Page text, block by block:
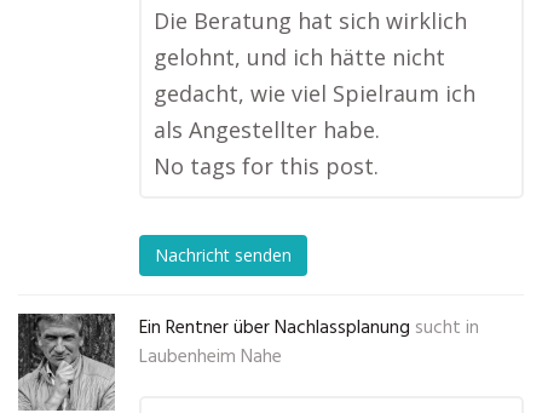
Die Beratung hat sich wirklich
gelohnt, und ich hätte nicht
gedacht, wie viel Spielraum ich
als Angestellter habe.
No tags for this post.
Nachricht senden
Ein Rentner über Nachlassplanung sucht in
Laubenheim Nahe